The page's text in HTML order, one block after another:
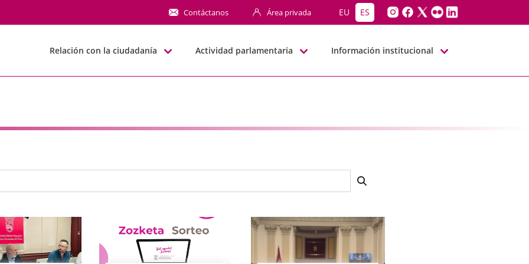
Contáctanos Área privada EU ES
Relación con la ciudadanía Actividad parlamentaria Información institucional
búsqueda